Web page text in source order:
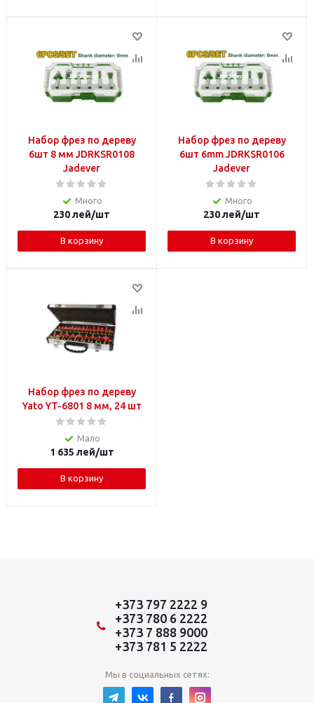
Набор фрез по дереву
6шт 8 мм JDRKSR0108
Jadever
Много
230лей/шт
В корзину
Набор фрез по дереву
6шт 6mm JDRKSR0106
Jadever
Много
230лей/шт
В корзину
Набор фрез по дереву
Yato YT-6801 8 мм, 24 шт
Мало
1 635 лей/шт
В корзину
+373 797 2222 9
+373 780 6 2222
+373 7 888 9000
+373 781 5 2222
Мы в социальных сетях: